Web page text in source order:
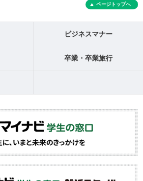
ページトップへ
ビジネスマナー
卒業・卒業旅行